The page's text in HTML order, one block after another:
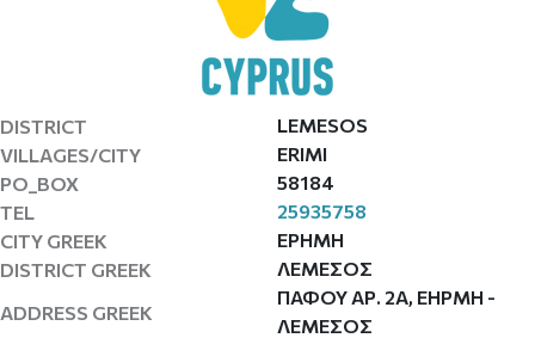
DISTRICT
LEMESOS
VILLAGES/CITY
ERIMI
PO_BOX
58184
TEL
25935758
CITY GREEK
ΕΡΗΜΗ
DISTRICT GREEK
ΛΕΜΕΣΟΣ
ADDRESS GREEK
ΠΑΦΟΥ ΑΡ. 2Α, ΕΗΡΜΗ -
ΛΕΜΕΣΟΣ